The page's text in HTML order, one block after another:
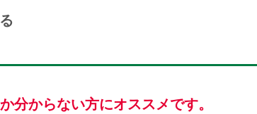
分からない方にオススメです。